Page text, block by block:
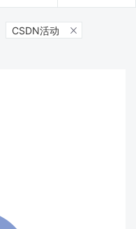
CSDN活动 